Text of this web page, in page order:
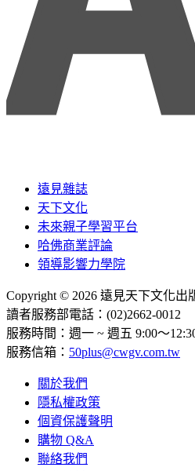
遠見雜誌
天下文化
未來親子學習平台
哈佛商業評論
領導影響力學院
Copyright © 2026 遠見天下文化出
讀者服務部電話：(02)2662-0012
服務時間：週一 ~ 週五 9:00～
服務信箱： 50plus@cwgv.com.tw
關於我們
隱私權政策
個資保護聲明
購物 Q&A
聯絡我們